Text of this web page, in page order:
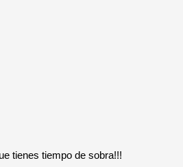
tienes tiempo de sobra!!!